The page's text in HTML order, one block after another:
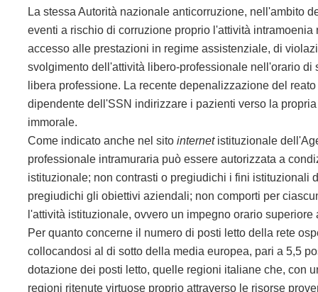
La stessa Autorità nazionale anticorruzione, nell'ambito
eventi a rischio di corruzione proprio l'attività
accesso alle prestazioni in regime assistenziale, di
svolgimento dell'attività libero-professionale nell'orario
libera professione. La recente depenalizzazione del
dipendente dell'SSN indirizzare i pazienti verso la
immorale.
Come indicato anche nel sitointernetistituzionale
professionale intramuraria può essere autorizzata a
istituzionale; non contrasti o pregiudichi i fini
pregiudichi gli obiettivi aziendali; non comporti per
l'attività istituzionale, ovvero un impegno orario
Per quanto concerne il numero di posti letto della rete
collocandosi al di sotto della media europea, pari a 5,5
dotazione dei posti letto, quelle regioni italiane che, con
regioni ritenute virtuose proprio attraverso le risorse